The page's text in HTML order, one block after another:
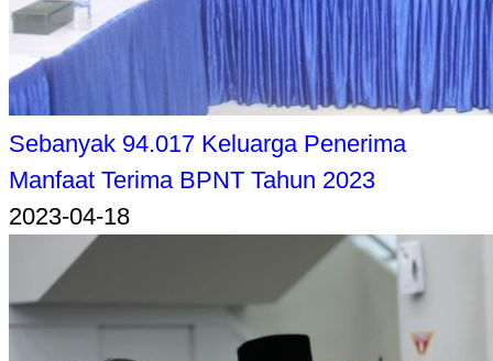
Sebanyak 94.017 Keluarga Penerima
Manfaat Terima BPNT Tahun 2023
2023-04-18